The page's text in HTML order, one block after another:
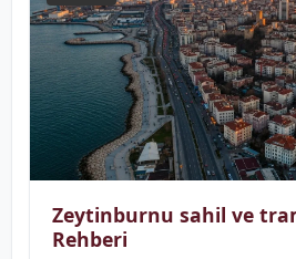
Zeytinburnu sahil ve
Rehberi